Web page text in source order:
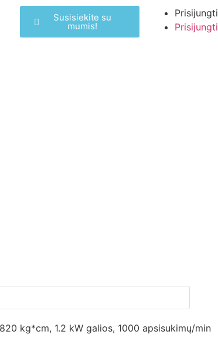
Susisiekite su
mumis!
Prisijungti
Prisijungti
kg*cm, 1.2 kW galios, 1000 apsisukimų/min